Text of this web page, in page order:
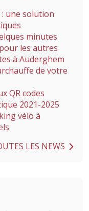
une solution
minutes
les autres
à Auderghem
de votre
QR codes
2021-2025
vélo à
LES NEWS